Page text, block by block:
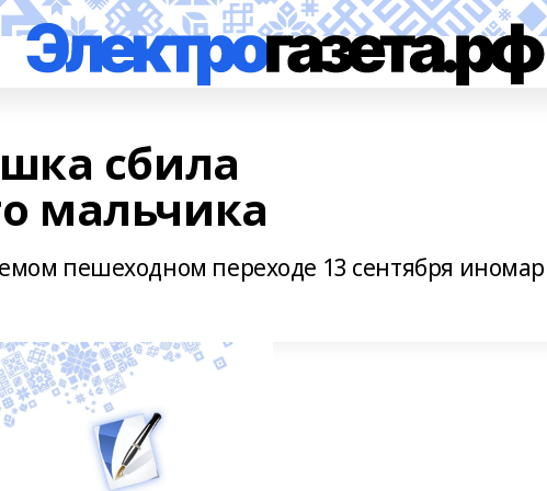
сбила
мальчика
пешеходном переходе 13 сентября